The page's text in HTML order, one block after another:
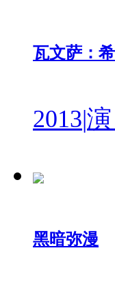
瓦文萨：
2013|
黑暗弥漫